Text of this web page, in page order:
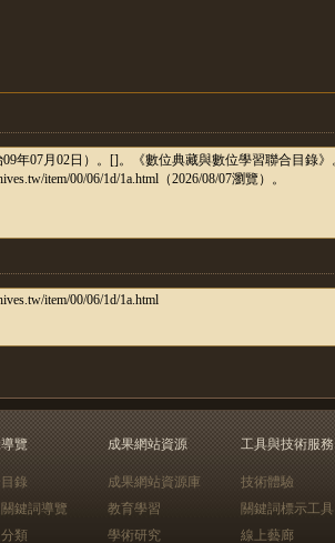
覽
錄
鍵詞導覽
類
成果網站資源
成果網站資源庫
教育學習
學術研究
工具與技術服務
技術體驗
關鍵詞標示工具
線上藝廊